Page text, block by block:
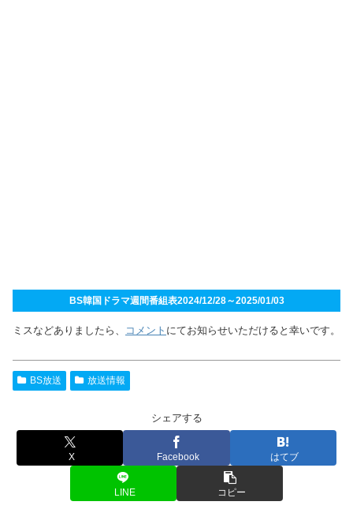
BS韓国ドラマ週間番組表2024/12/28～2025/01/03
ミスなどありましたら、 コメント にてお知らせいただけると幸いです。
BS放送 放送情報
シェアする
X Facebook はてブ
LINE コピー